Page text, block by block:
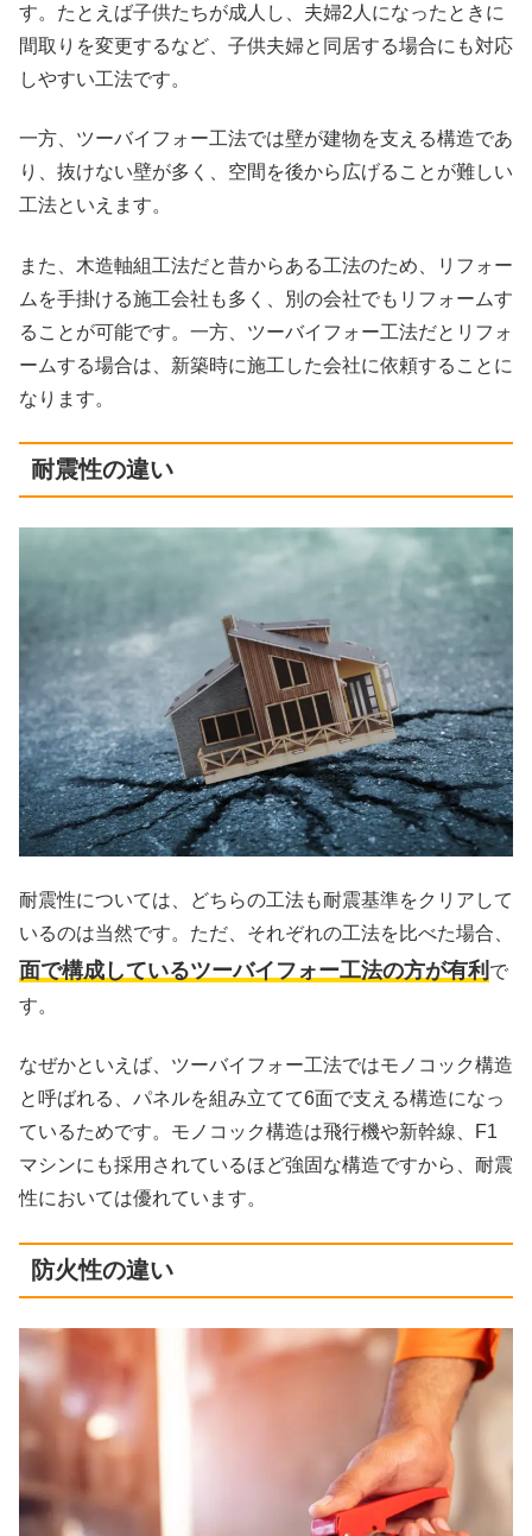
す。たとえば子供たちが成人し、夫婦2人になったときに
間取りを変更するなど、子供夫婦と同居する場合にも対応
しやすい工法です。
一方、ツーバイフォー工法では壁が建物を支える構造であ
り、抜けない壁が多く、空間を後から広げることが難しい
工法といえます。
また、木造軸組工法だと昔からある工法のため、リフォー
ムを手掛ける施工会社も多く、別の会社でもリフォームす
ることが可能です。一方、ツーバイフォー工法だとリフォ
ームする場合は、新築時に施工した会社に依頼することに
なります。
耐震性の違い
耐震性については、どちらの工法も耐震基準をクリアして
いるのは当然です。ただ、それぞれの工法を比べた場合、
面で構成しているツーバイフォー工法の方が有利 で
す。
なぜかといえば、ツーバイフォー工法ではモノコック構造
と呼ばれる、パネルを組み立てて6面で支える構造になっ
ているためです。モノコック構造は飛行機や新幹線、F1
マシンにも採用されているほど強固な構造ですから、耐震
性においては優れています。
防火性の違い